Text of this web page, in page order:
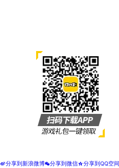
t分享到新浪微博w分享到微信z分享到QQ空间